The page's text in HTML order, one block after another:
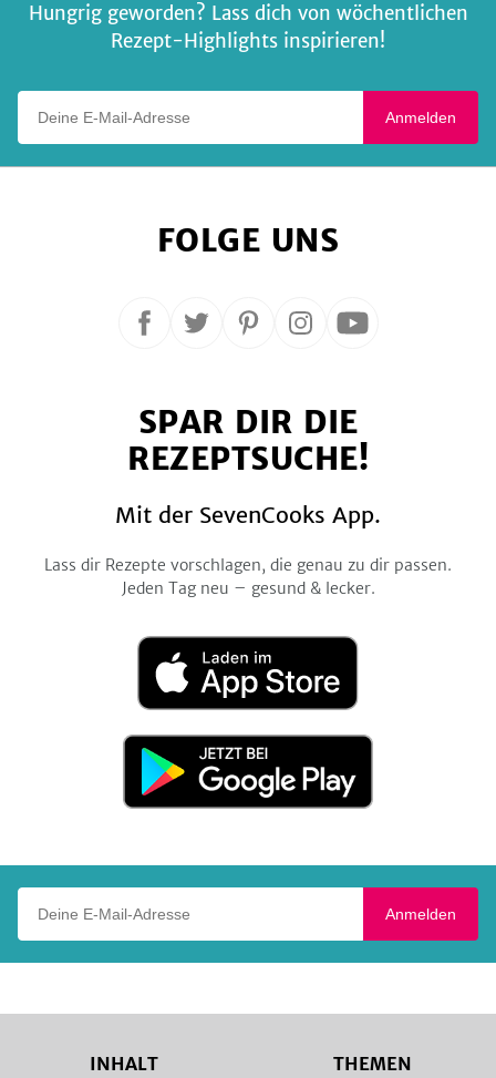
Hungrig geworden? Lass dich von wöchentlichen
Rezept-Highlights inspirieren!
Anmelden
FOLGE UNS
Folge
Facebook
Folge
Twitter
Folge
Pinterest
Folge
Instagram
Folge
YouTube
SPAR DIR DIE
REZEPTSUCHE!
Mit der SevenCooks App.
Lass dir Rezepte vorschlagen, die genau zu dir passen.
Jeden Tag neu – gesund & lecker.
Laden
im
App
Jetzt
Google
Anmelden
INHALT THEMEN